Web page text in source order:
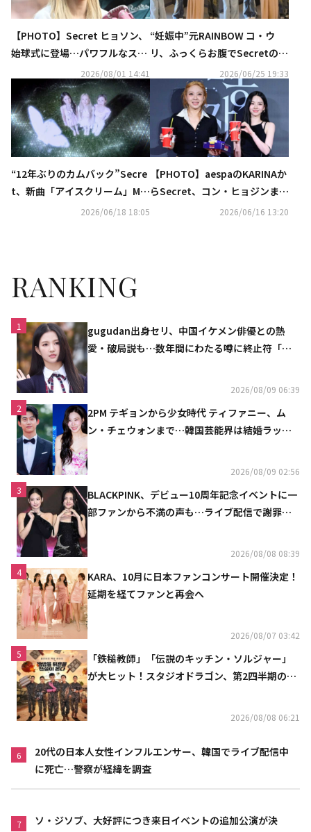
【PHOTO】Secret ヒョソン、
始球式に登場…パワフルなステ
2026/08/01 14:41
“妊娠中”元RAINBOW コ・ウ
リ、ふっくらお腹でSecretのダ
ンスチャレンジに参加！
2026/06/25 19:33
“12年ぶりのカムバック”Secre
t、新曲「アイスクリーム」MV
公開…歴代ヒット曲の2026 Ve
2026/06/18 18:05
【PHOTO】aespaのKARINAか
らSecret、コン・ヒョジンま
で！映画「瞳」VIP試写会に出
2026/06/16 13:20
RANKING
1
gugudan出身セリ、中国イケメン俳優との熱
愛・破局説も…数年間にわたる噂に終止符「邪
2026/08/09 06:39
2
2PM テギョンから少女時代 ティファニー、ム
ン・チェウォンまで…韓国芸能界は結婚ラッシ
2026/08/09 02:56
3
BLACKPINK、デビュー10周年記念イベントに一
部ファンから不満の声も…ライブ配信で謝罪
2026/08/08 08:39
4
KARA、10月に日本ファンコンサート開催決定！
延期を経てファンと再会へ
2026/08/07 03:42
5
「鉄槌教師」「伝説のキッチン・ソルジャー」
が大ヒット！スタジオドラゴン、第2四半期の売
2026/08/08 06:21
6
20代の日本人女性インフルエンサー、韓国でライブ配信中
に死亡…警察が経緯を調査
7
ソ・ジソブ、大好評につき来日イベントの追加公演が決